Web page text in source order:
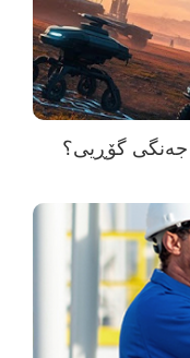
جەنگی گۆڕیی؟